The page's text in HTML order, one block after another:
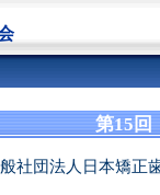
第15
社団法人日本矯正